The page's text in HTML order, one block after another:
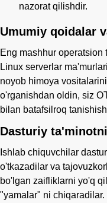
nazorat qilishdir.
Umumiy qoidalar
Eng mashhur
Linux serverlar
noyob himoya
o'rganishdan oldin, siz
bilan batafsilroq
Dasturiy
Ishlab chiquvchilar
o'tkazadilar va
bo'lgan zaifliklarni yo'q
"yamalar" ni